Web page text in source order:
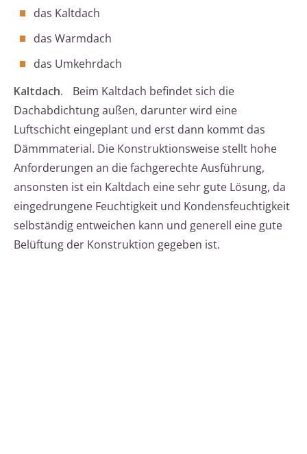
das Kaltdach
das Warmdach
das Umkehrdach
Kaltdach.
Beim Kaltdach befindet sich die
Dachabdichtung außen, darunter wird eine
Luftschicht eingeplant und erst dann kommt das
Dämmmaterial. Die Konstruktionsweise stellt hohe
Anforderungen an die fachgerechte Ausführung,
ansonsten ist ein Kaltdach eine sehr gute Lösung, da
eingedrungene Feuchtigkeit und Kondensfeuchtigkeit
selbständig entweichen kann und generell eine gute
Belüftung der Konstruktion gegeben ist.